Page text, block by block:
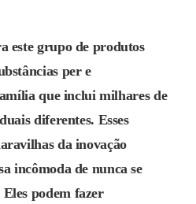
este grupo de produtos
per e
que inclui milhares de
diferentes. Esses
da inovação
incômoda de nunca se
podem fazer